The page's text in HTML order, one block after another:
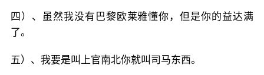
四）、虽然我没有巴黎欧莱雅懂你，但是你的益达满
了。
五）、我要是叫上官南北你就叫司马东西。